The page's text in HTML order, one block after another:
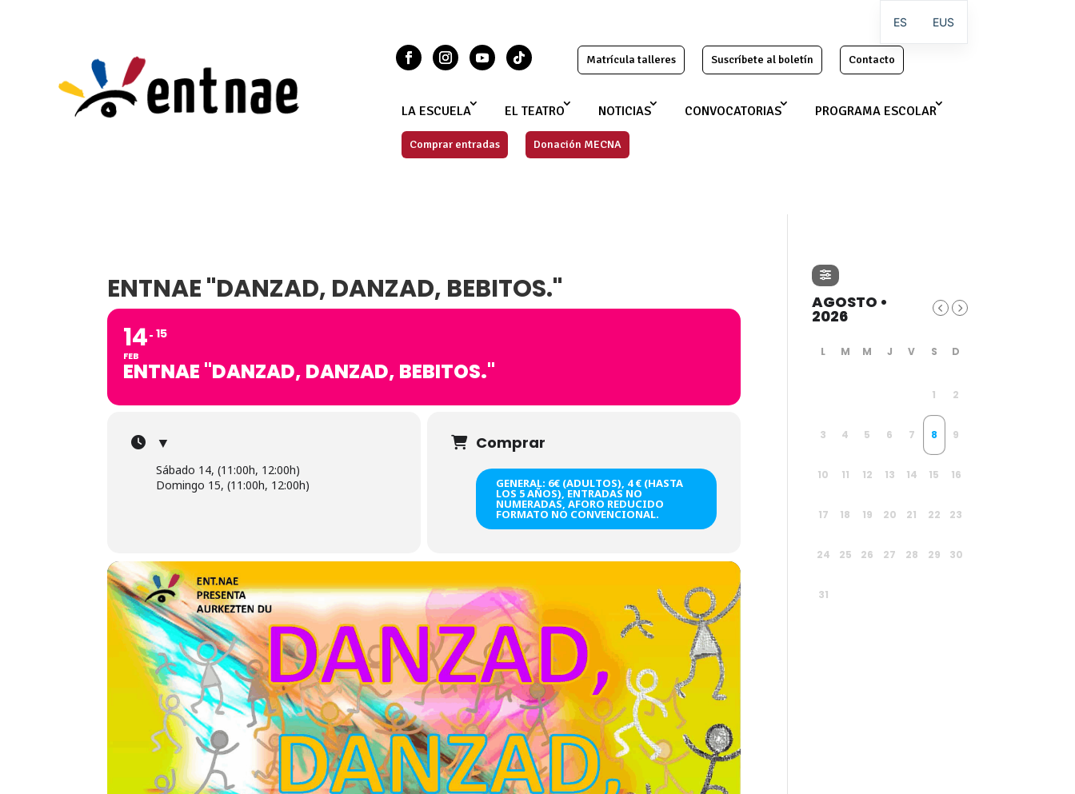
Matrícula talleres Suscríbete al boletín Contacto
LA ESCUELA EL TEATRO NOTICIAS CONVOCATORIAS PROGRAMA ESCOLAR
Comprar entradas Donación MECNA
ENTNAE "DANZAD, DANZAD, BEBITOS."
14
FEB
15
ENTNAE "DANZAD, DANZAD, BEBITOS."
▼
Sábado 14, (11:00h, 12:00h)
Domingo 15, (11:00h, 12:00h)
Comprar
GENERAL: 6€ (ADULTOS), 4 € (HASTA
LOS 5 AÑOS), ENTRADAS NO
NUMERADAS, AFORO REDUCIDO
FORMATO NO CONVENCIONAL.
AGOSTO •
2026
1 2
3 4 5 6 7 8 9
10 11 12 13 14 15 16
17 18 19 20 21 22 23
24 25 26 27 28 29 30
31
ES EUS